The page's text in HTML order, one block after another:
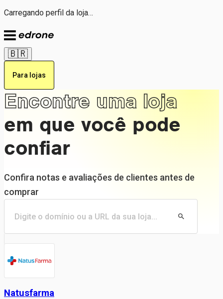
Carregando perfil da loja…
🇧🇷
Para lojas
Encontre uma loja
em que você pode
confiar
Confira notas e avaliações de clientes antes de
comprar
Natusfarma